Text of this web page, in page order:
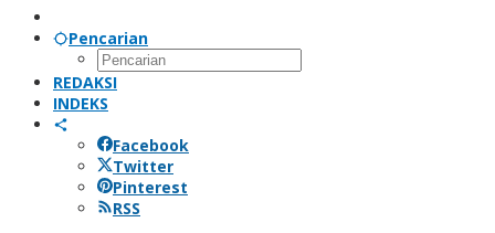
Pencarian
REDAKSI
INDEKS
Facebook
Twitter
Pinterest
RSS